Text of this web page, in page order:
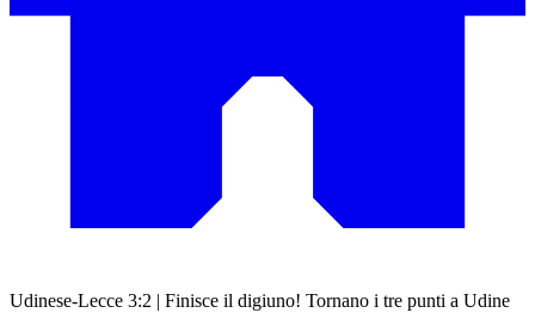
Udinese-Lecce 3:2 | Finisce il digiuno! Tornano i tre punti a Udine